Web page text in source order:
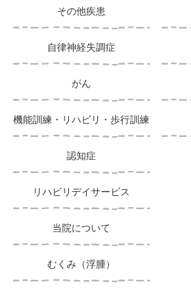
その他疾患
自律神経失調症
がん
機能訓練・リハビリ・歩行訓練
認知症
リハビリデイサービス
当院について
むくみ（浮腫）